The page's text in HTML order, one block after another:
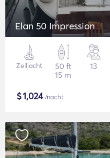
Elan 50 Impression
Zeiljacht
50 ft
15 m
13
$1,024/nacht